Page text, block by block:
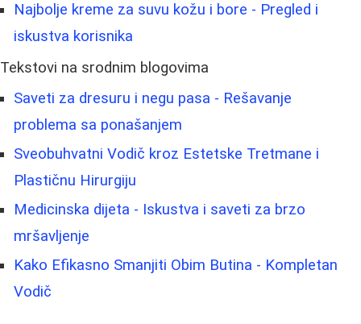
Najbolje kreme za suvu kožu i bore - Pregled i
iskustva korisnika
Tekstovi na srodnim blogovima
Saveti za dresuru i negu pasa - Rešavanje
problema sa ponašanjem
Sveobuhvatni Vodič kroz Estetske Tretmane i
Plastičnu Hirurgiju
Medicinska dijeta - Iskustva i saveti za brzo
mršavljenje
Kako Efikasno Smanjiti Obim Butina - Kompletan
Vodič